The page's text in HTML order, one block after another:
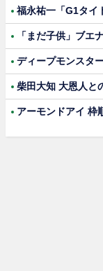
福永祐一「G1タイ
「まだ子供」ブエ
ディープモンスタ
柴田大知 大恩人と
アーモンドアイ 枠